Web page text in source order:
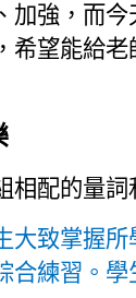
、 加強，而今
， 希望能給老
相配的量詞
大致掌握
合練習 。 學